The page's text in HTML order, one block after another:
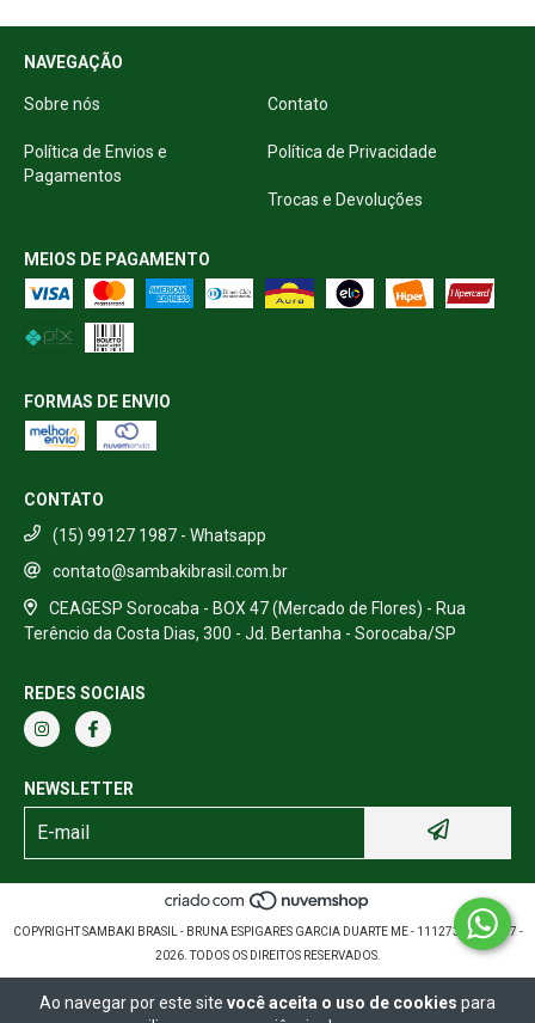
Ao navegar por este site você aceita o uso de cookies para
NAVEGAÇÃO
Sobre nós Contato
Política de Envios e
Pagamentos
Política de Privacidade
Trocas e Devoluções
MEIOS DE PAGAMENTO
FORMAS DE ENVIO
CONTATO
(15) 99127 1987 - Whatsapp
contato@sambakibrasil.com.br
CEAGESP Sorocaba - BOX 47 (Mercado de Flores) - Rua
Terêncio da Costa Dias, 300 - Jd. Bertanha - Sorocaba/SP
REDES SOCIAIS
NEWSLETTER
COPYRIGHT SAMBAKI BRASIL - BRUNA ESPIGARES GARCIA DUARTE ME - 11127389000157 -
2026. TODOS OS DIREITOS RESERVADOS.